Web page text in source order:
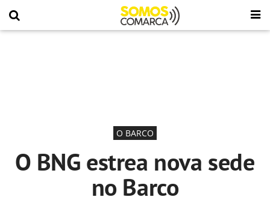
O BARCO
O BNG estrea nova sede
no Barco